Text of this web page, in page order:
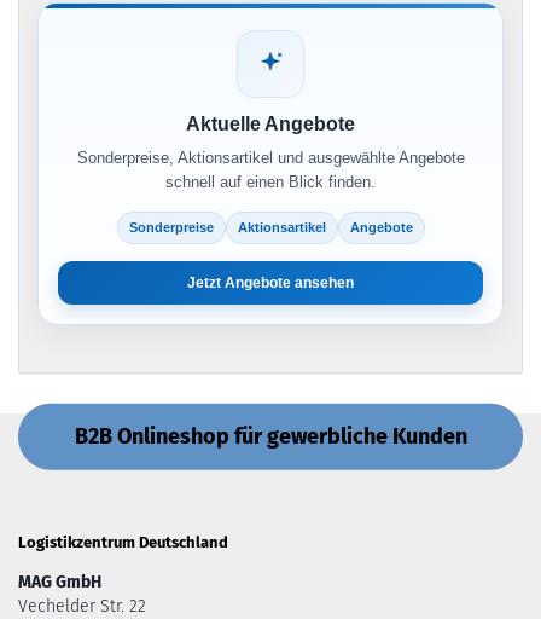
Aktuelle Angebote
Sonderpreise, Aktionsartikel und ausgewählte Angebote
schnell auf einen Blick finden.
Sonderpreise Aktionsartikel Angebote
Jetzt Angebote ansehen
B2B Onlineshop für gewerbliche Kunden
Logistikzentrum Deutschland
MAG GmbH
Vechelder Str. 22